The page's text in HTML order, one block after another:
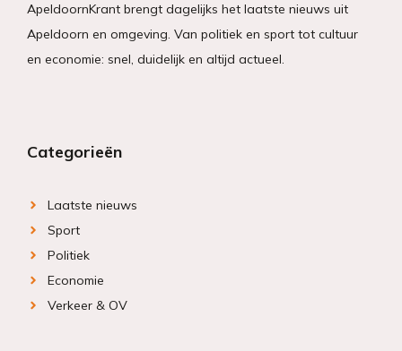
ApeldoornKrant brengt dagelijks het laatste nieuws uit
Apeldoorn en omgeving. Van politiek en sport tot cultuur
en economie: snel, duidelijk en altijd actueel.
Categorieën
Laatste nieuws
Sport
Politiek
Economie
Verkeer & OV